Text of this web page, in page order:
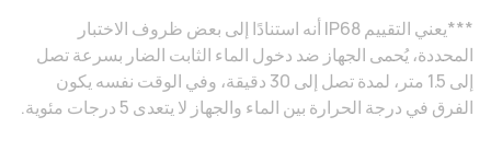
***يعني التقييم IP68 أنه استنادًا إلى بعض ظروف الاختبار
المحددة، يُحمى الجهاز ضد دخول الماء الثابت الضار بسرعة تصل
إلى 1.5 متر، لمدة تصل إلى 30 دقيقة، وفي الوقت نفسه يكون
الفرق في درجة الحرارة بين الماء والجهاز لا يتعدى 5 درجات مئوية.